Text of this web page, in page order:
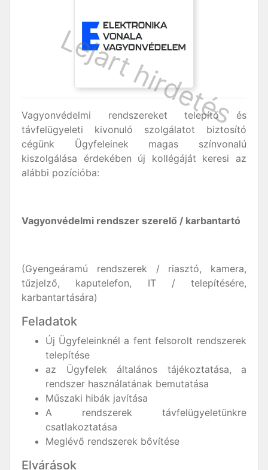
Vagyonvédelmi rendszereket telepítő és
távfelügyeleti kivonuló szolgálatot biztosító
cégünk Ügyfeleinek magas színvonalú
kiszolgálása érdekében új kollégáját keresi az
alábbi pozícióba:
Vagyonvédelmi rendszer szerelő / karbantartó
(Gyengeáramú rendszerek / riasztó, kamera,
tűzjelző, kaputelefon, IT / telepítésére,
karbantartására)
Feladatok
Új Ügyfeleinknél a fent felsorolt rendszerek
telepítése
az Ügyfelek általános tájékoztatása, a
rendszer használatának bemutatása
Műszaki hibák javítása
A rendszerek távfelügyeletünkre
csatlakoztatása
Meglévő rendszerek bővítése
Elvárások